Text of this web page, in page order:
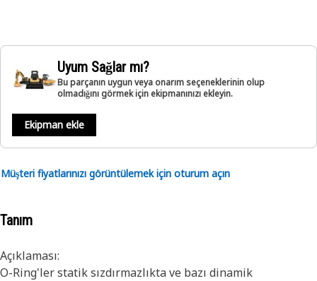
Uyum Sağlar mı?
Bu parçanın uygun veya onarım seçeneklerinin olup
olmadığını görmek için ekipmanınızı ekleyin.
Ekipman ekle
Müşteri fiyatlarınızı görüntülemek için oturum açın
Tanım
Açıklaması:
O-Ring'ler statik sızdırmazlıkta ve bazı dinamik